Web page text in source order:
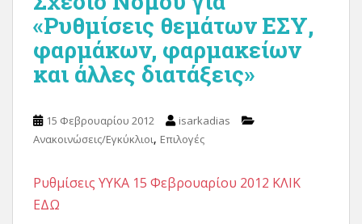
«Ρυθμίσεις θεμάτων ΕΣΥ,
φαρμάκων, φαρμακείων
και άλλες διατάξεις»
15 Φεβρουαρίου 2012
isarkadias
Ανακοινώσεις/Εγκύκλιοι, Επιλογές
Ρυθμίσεις ΥΥΚΑ 15 Φεβρουαρίου 2012 ΚΛΙΚ
ΕΔΩ